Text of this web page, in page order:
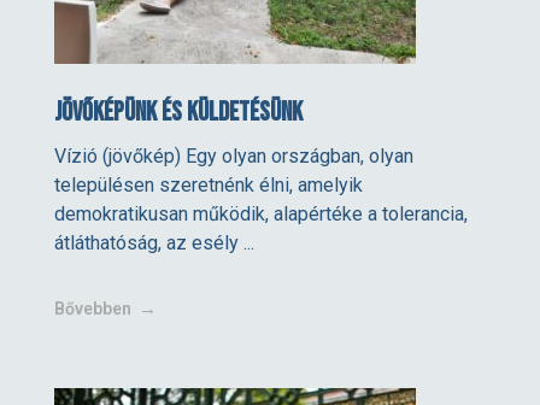
Jövőképünk és küldetésünk
Vízió (jövőkép) Egy olyan országban, olyan
településen szeretnénk élni, amelyik
demokratikusan működik, alapértéke a tolerancia,
átláthatóság, az esély ...
Bővebben